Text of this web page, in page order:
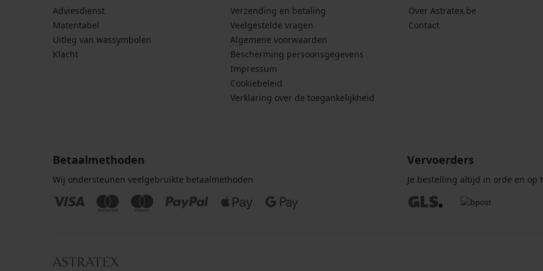
Adviesdienst
Matentabel
Uitleg van wassymbolen
Klacht
Verzending en betaling
Veelgestelde vragen
Algemene voorwaarden
Bescherming persoonsgegevens
Impressum
Cookiebeleid
Verklaring over de toegankelijkheid
Over Astratex.be
Contact
Betaalmethoden
Wij ondersteunen veelgebruikte betaalmethoden
Vervoerders
Je bestelling altijd in orde en op